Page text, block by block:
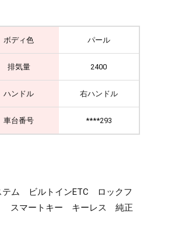
ボディ色 パール
排気量 2400
ハンドル 右ハンドル
車台番号 ****293
テム ビルトインETC ロックフ
スマートキー キーレス 純正